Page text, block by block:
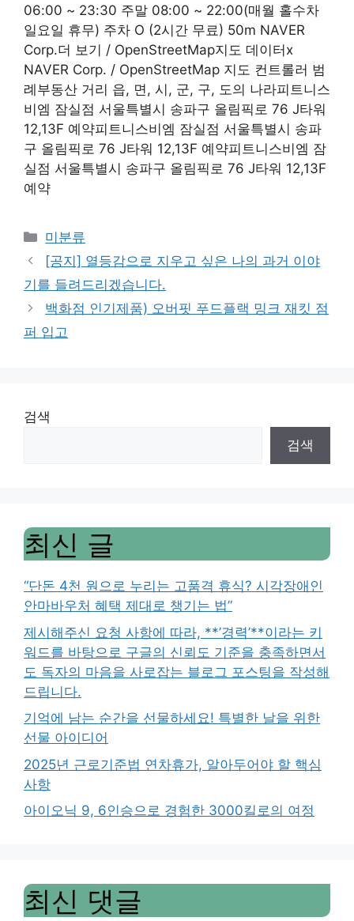
06:00 ~ 23:30 주말 08:00 ~ 22:00(매월 홀수차
일요일 휴무) 주차 O (2시간 무료) 50m NAVER
Corp.더 보기 / OpenStreetMap지도 데이터x
NAVER Corp. / OpenStreetMap 지도 컨트롤러 범
례부동산 거리 읍, 면, 시, 군, 구, 도의 나라피트니스
비엠 잠실점 서울특별시 송파구 올림픽로 76 J타워
12,13F 예약피트니스비엠 잠실점 서울특별시 송파
구 올림픽로 76 J타워 12,13F 예약피트니스비엠 잠
실점 서울특별시 송파구 올림픽로 76 J타워 12,13F
예약
Categories
미분류
[공지] 열등감으로 지우고 싶은 나의 과거 이야
기를 들려드리겠습니다.
백화점 인기제품) 오버핏 푸드플랙 밍크 재킷 점
퍼 입고
검색
검색
최신 글
“단돈 4천 원으로 누리는 고품격 휴식? 시각장애인
안마바우처 혜택 제대로 챙기는 법”
제시해주신 요청 사항에 따라, **’경력’**이라는 키
워드를 바탕으로 구글의 신뢰도 기준을 충족하면서
도 독자의 마음을 사로잡는 블로그 포스팅을 작성해
드립니다.
기억에 남는 순간을 선물하세요! 특별한 날을 위한
선물 아이디어
2025년 근로기준법 연차휴가, 알아두어야 할 핵심
사항
아이오닉 9, 6인승으로 경험한 3000킬로의 여정
최신 댓글